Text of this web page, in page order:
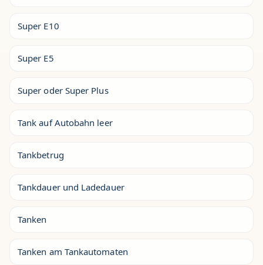
Super E10
Super E5
Super oder Super Plus
Tank auf Autobahn leer
Tankbetrug
Tankdauer und Ladedauer
Tanken
Tanken am Tankautomaten